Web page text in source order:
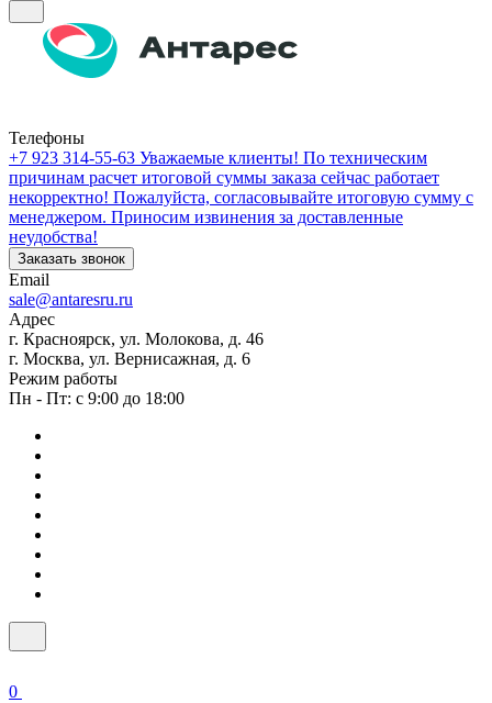
Телефоны
+7 923 314-55-63 Уважаемые клиенты! По техническим
причинам расчет итоговой суммы заказа сейчас работает
некорректно! Пожалуйста, согласовывайте итоговую сумму с
менеджером. Приносим извинения за доставленные
неудобства!
Заказать звонок
Email
sale@antaresru.ru
Адрес
г. Красноярск, ул. Молокова, д. 46
г. Москва, ул. Вернисажная, д. 6
Режим работы
Пн - Пт: с 9:00 до 18:00
0